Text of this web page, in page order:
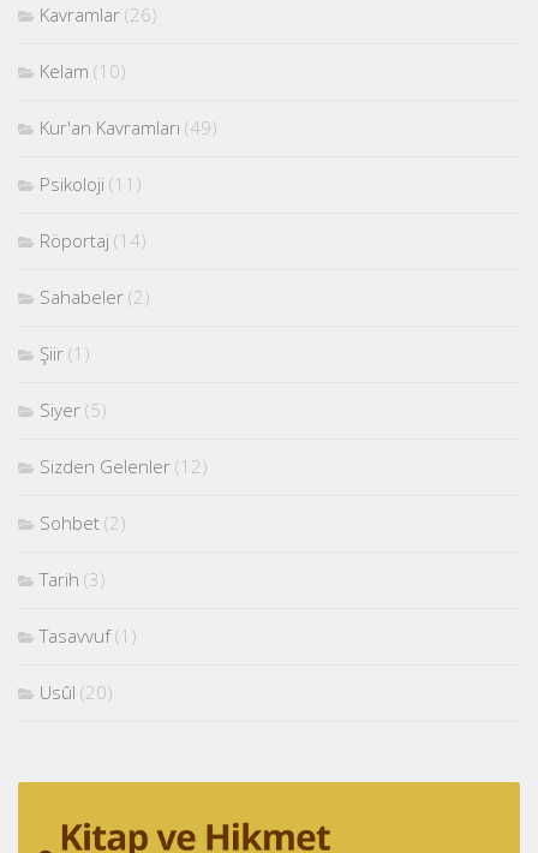
Kavramlar (26)
Kelam (10)
Kur'an Kavramları (49)
Psikoloji (11)
Röportaj (14)
Sahabeler (2)
Şiir (1)
Siyer (5)
Sizden Gelenler (12)
Sohbet (2)
Tarih (3)
Tasavvuf(1)
Usûl (20)